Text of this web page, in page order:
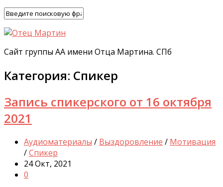
Сайт группы АА имени Отца Мартина. СПб
Категория: Спикер
Запись спикерского от 16 октября
2021
Аудиоматериалы / Выздоровление / Мотивация
/Спикер
24 Окт, 2021
0